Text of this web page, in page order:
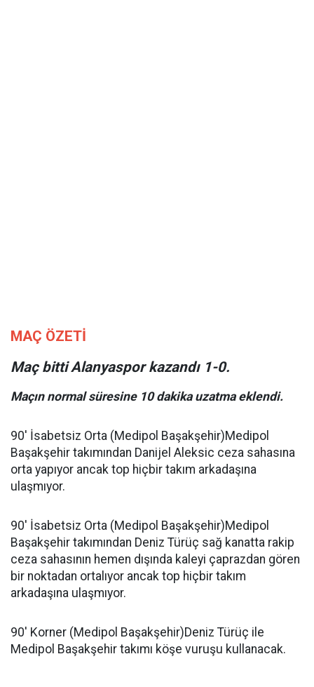
MAÇ ÖZETİ
Maç bitti Alanyaspor kazandı 1-0.
Maçın normal süresine 10 dakika uzatma eklendi.
90' İsabetsiz Orta (Medipol Başakşehir)Medipol
Başakşehir takımından Danijel Aleksic ceza sahasına
orta yapıyor ancak top hiçbir takım arkadaşına
ulaşmıyor.
90' İsabetsiz Orta (Medipol Başakşehir)Medipol
Başakşehir takımından Deniz Türüç sağ kanatta rakip
ceza sahasının hemen dışında kaleyi çaprazdan gören
bir noktadan ortalıyor ancak top hiçbir takım
arkadaşına ulaşmıyor.
90' Korner (Medipol Başakşehir)Deniz Türüç ile
Medipol Başakşehir takımı köşe vuruşu kullanacak.